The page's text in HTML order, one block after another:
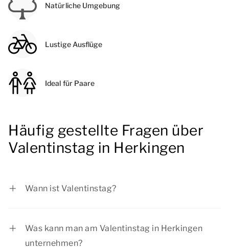
Natürliche Umgebung
Lustige Ausflüge
Ideal für Paare
Häufig gestellte Fragen über
Valentinstag in Herkingen
Wann ist Valentinstag?
Was kann man am Valentinstag in Herkingen
unternehmen?